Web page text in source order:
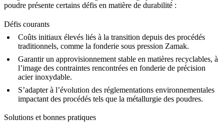
poudre présente certains défis en matière de durabilité :
Défis courants
Coûts initiaux élevés liés à la transition depuis des procédés
traditionnels, comme la fonderie sous pression Zamak.
Garantir un approvisionnement stable en matières recyclables, à
l’image des contraintes rencontrées en fonderie de précision
acier inoxydable.
S’adapter à l’évolution des réglementations environnementales
impactant des procédés tels que la métallurgie des poudres.
Solutions et bonnes pratiques